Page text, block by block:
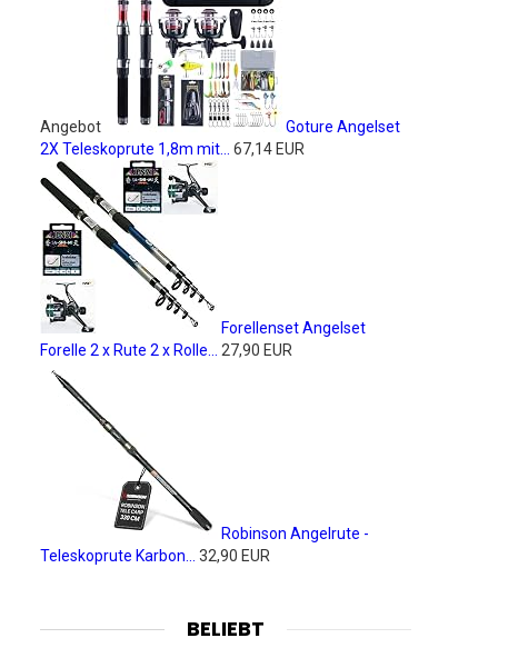
Angebot
Goture Angelset
2X Teleskoprute 1,8m mit...
67,14 EUR
Forellenset Angelset
Forelle 2 x Rute 2 x Rolle...
27,90 EUR
Robinson Angelrute -
Teleskoprute Karbon...
32,90 EUR
BELIEBT